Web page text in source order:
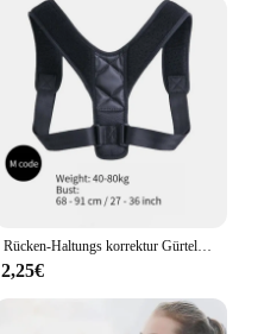
Rücken-Haltungs korrektur Gürtelband-Verhinderung korrektur der Sitzhaltung, atmungsaktive Körperform ung, unisex
2,25€